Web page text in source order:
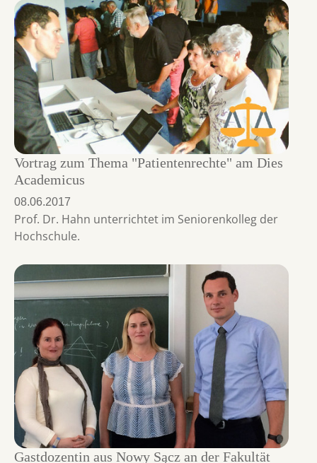
Vortrag zum Thema "Patientenrechte" am Dies
Academicus
08.06.2017
Prof. Dr. Hahn unterrichtet im Seniorenkolleg der
Hochschule.
Gastdozentin aus Nowy Sącz an der Fakultät